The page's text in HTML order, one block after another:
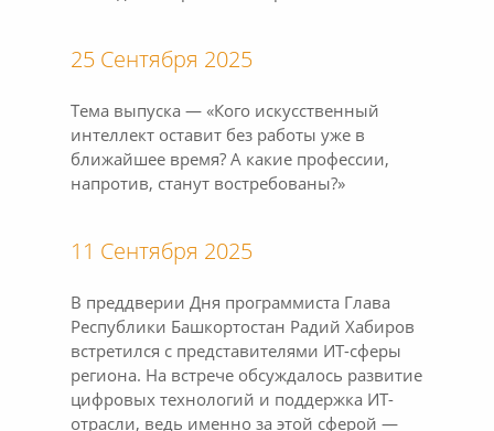
25 Сентября 2025
Тема выпуска — «Кого искусственный
интеллект оставит без работы уже в
ближайшее время? А какие профессии,
напротив, станут востребованы?»
11 Сентября 2025
В преддверии Дня программиста Глава
Республики Башкортостан Радий Хабиров
встретился с представителями ИТ-сферы
региона. На встрече обсуждалось развитие
цифровых технологий и поддержка ИТ-
отрасли, ведь именно за этой сферой —